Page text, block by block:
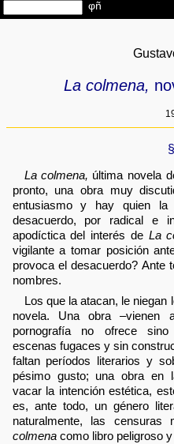
La colmena,
La colmena, última novela
pronto, una obra muy
entusiasmo y hay quien la
desacuerdo, por radical e
apodíctica del interés de La
vigilante a tomar posición
provoca el desacuerdo? Ante
nombres.
Los que la atacan, le niegan
novela. Una obra –vienen
pornografía no ofrece
escenas fugaces y sin
faltan períodos literarios y
pésimo gusto; una obra en
vacar la intención estética,
es, ante todo, un género
naturalmente, las
colmenacomo libro peligroso y